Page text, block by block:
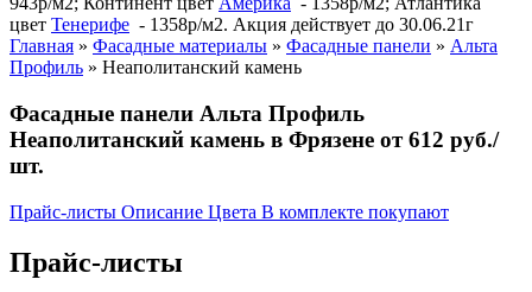
цвет Тенерифе - 1358р/м2. Акция действует до 30.06.21г
Главная » Фасадные материалы » Фасадные панели » Альта
Профиль » Неаполитанский камень
Фасадные панели Альта Профиль
Неаполитанский камень в Фрязене от 612 руб./
шт.
Прайс-листы Описание Цвета В комплекте покупают
Прайс-листы